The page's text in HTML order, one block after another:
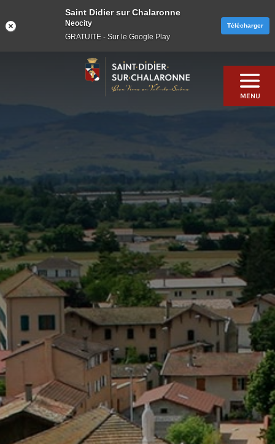
Saint Didier sur Chalaronne
Neocity
GRATUITE - Sur le Google Play
Télécharger